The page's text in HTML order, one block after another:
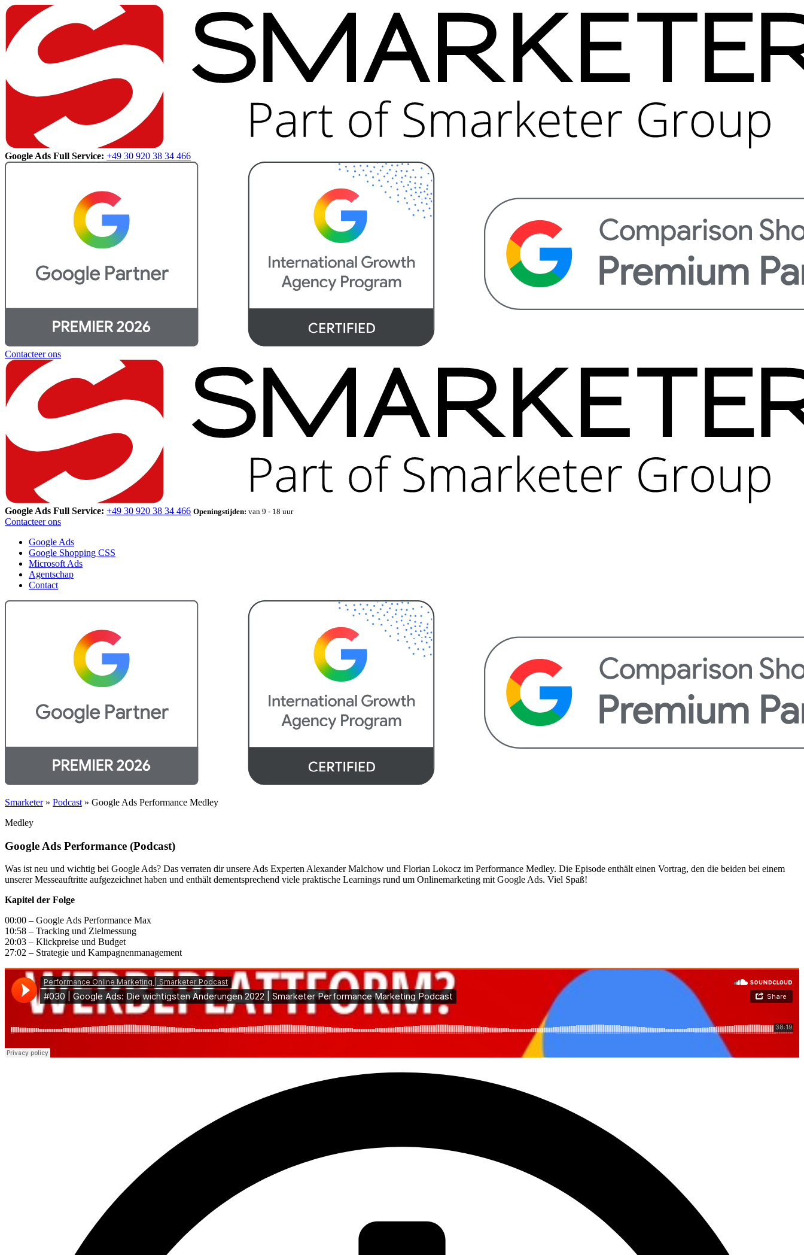
Google Ads Full Service: +49 30 920 38 34 466
Contacteer ons
Google Ads Full Service: +49 30 920 38 34 466 Openingstijden: van 9 - 18 uur
Contacteer ons
Google Ads
Google Shopping CSS
Microsoft Ads
Agentschap
Contact
Smarketer» Podcast » Google Ads Performance Medley
Medley
Google Ads Performance (Podcast)
Was ist neu und wichtig bei Google Ads? Das verraten dir unsere Ads Experten Alexander Malchow und Florian Lokocz im Performance Medley. Die Episode enthält einen Vortrag, den die beiden bei einem
unserer Messeauftritte aufgezeichnet haben und enthält dementsprechend viele praktische Learnings rund um Onlinemarketing mit Google Ads. Viel Spaß!
Kapitel der Folge
00:00 – Google Ads Performance Max
10:58 – Tracking und Zielmessung
20:03 – Klickpreise und Budget
27:02 – Strategie und Kampagnenmanagement